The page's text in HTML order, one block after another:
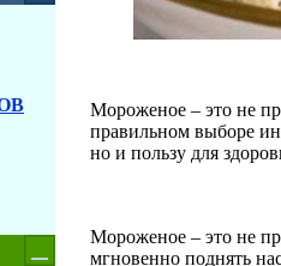
Мороженое – это не
правильном выборе
но и пользу для
Мороженое – это не
мгновенно поднять